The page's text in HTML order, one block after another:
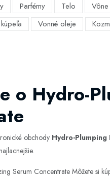
Parfémy Telo
Vonné oleje
o Hydro-
obchody Hydro-
Serum Concentrate Môžete si